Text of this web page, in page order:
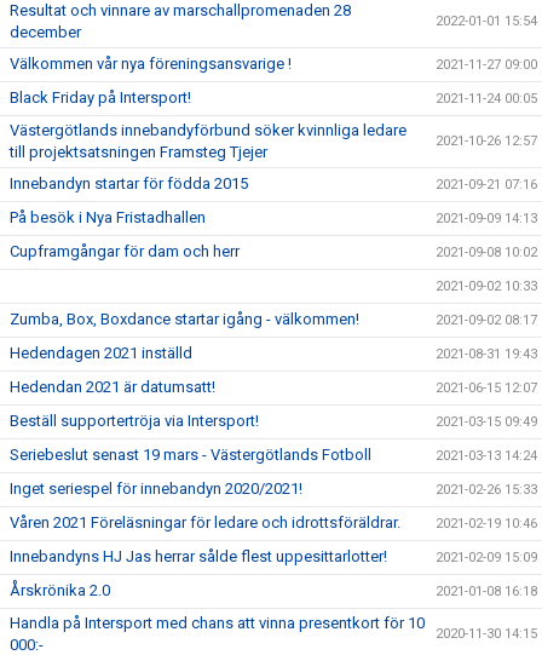
Resultat och vinnare av marschallpromenaden 28
december
2022-01-01 15:54
Välkommen vår nya föreningsansvarige ! 2021-11-27 09:00
Black Friday på Intersport! 2021-11-24 00:05
Västergötlands innebandyförbund söker kvinnliga ledare
till projektsatsningen Framsteg Tjejer
2021-10-26 12:57
Innebandyn startar för födda 2015 2021-09-21 07:16
På besök i Nya Fristadhallen 2021-09-09 14:13
Cupframgångar för dam och herr 2021-09-08 10:02
2021-09-02 10:33
Zumba, Box, Boxdance startar igång - välkommen! 2021-09-02 08:17
Hedendagen 2021 inställd 2021-08-31 19:43
Hedendan 2021 är datumsatt! 2021-06-15 12:07
Beställ supportertröja via Intersport! 2021-03-15 09:49
Seriebeslut senast 19 mars - Västergötlands Fotboll 2021-03-13 14:24
Inget seriespel för innebandyn 2020/2021! 2021-02-26 15:33
Våren 2021 Föreläsningar för ledare och idrottsföräldrar. 2021-02-19 10:46
Innebandyns HJ Jas herrar sålde flest uppesittarlotter! 2021-02-09 15:09
Årskrönika 2.0 2021-01-08 16:18
Handla på Intersport med chans att vinna presentkort för 10
000:-
2020-11-30 14:15